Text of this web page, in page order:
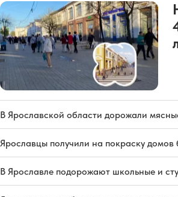
В Ярославской области дорожали
Ярославцы получили на покраску домов
В Ярославле подорожают школьные и